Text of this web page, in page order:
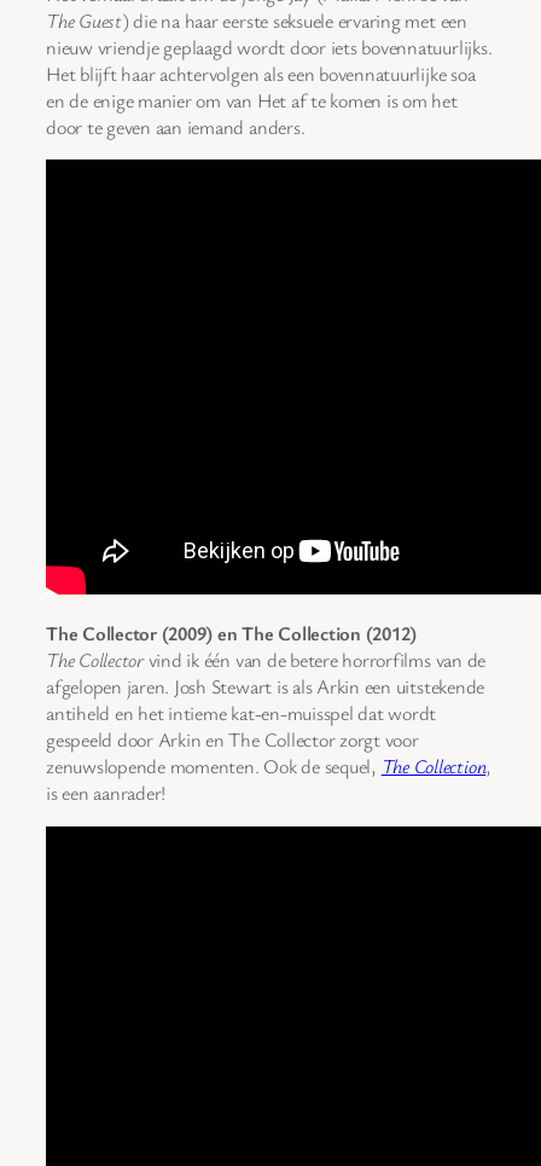
The Guest) die na haar eerste seksuele ervaring met een
nieuw vriendje geplaagd wordt door iets bovennatuurlijks.
Het blijft haar achtervolgen als een bovennatuurlijke soa
en de enige manier om van Het af te komen is om het
door te geven aan iemand anders.
The Collector (2009) en The Collection (2012)
The Collectorvind ik één van de betere horrorfilms van de
afgelopen jaren. Josh Stewart is als Arkin een uitstekende
antiheld en het intieme kat-en-muisspel dat wordt
gespeeld door Arkin en The Collector zorgt voor
zenuwslopende momenten. Ook de sequel, The Collection,
is een aanrader!